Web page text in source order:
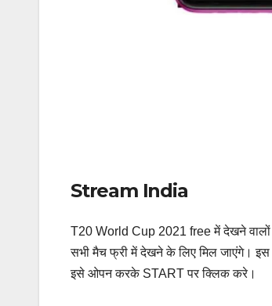
Stream India
T20 World Cup 2021 free में देखने वालों
सभी मैच फ्री में देखने के लिए मिल जाएंगे।
इसे ओपन करके START पर क्लिक करे।